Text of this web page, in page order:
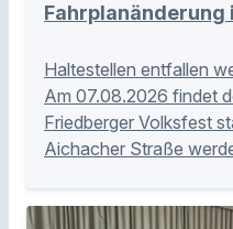
Fahrplanänderung
Haltestellen entfallen
Am 07.08.2026 findet
Friedberger Volksfest
Aichacher Straße